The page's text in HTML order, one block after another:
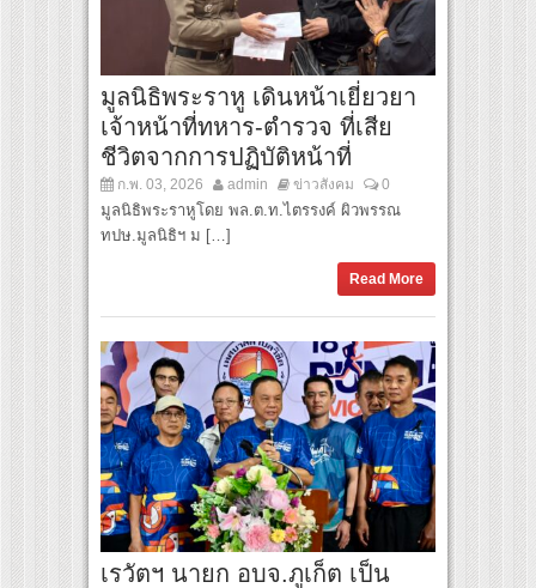
มูลนิธิพระราหู เดินหน้าเยี่ยวยา
เจ้าหน้าที่ทหาร-ตำรวจ ที่เสีย
ชีวิตจากการปฏิบัติหน้าที่
ก.พ. 03, 2026 admin ข่าวสังคม 0
มูลนิธิพระราหูโดย พล.ต.ท.ไตรรงค์ ผิวพรรณ
ทปษ.มูลนิธิฯ ม […]
Read More
เรวัตฯ นายก อบจ.ภูเก็ต เป็น